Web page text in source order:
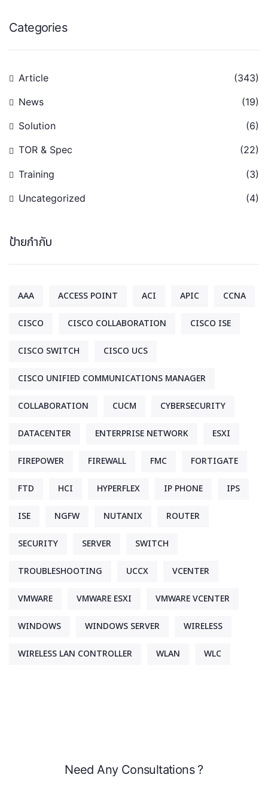
Categories
Article (343)
News (19)
Solution (6)
TOR & Spec (22)
Training (3)
Uncategorized (4)
ป้ายกำกับ
AAA ACCESS POINT ACI APIC CCNA
CISCO CISCO COLLABORATION CISCO ISE
CISCO SWITCH CISCO UCS
CISCO UNIFIED COMMUNICATIONS MANAGER
COLLABORATION CUCM CYBERSECURITY
DATACENTER ENTERPRISE NETWORK ESXI
FIREPOWER FIREWALL FMC FORTIGATE
FTD HCI HYPERFLEX IP PHONE IPS
ISE NGFW NUTANIX ROUTER
SECURITY SERVER SWITCH
TROUBLESHOOTING UCCX VCENTER
VMWARE VMWARE ESXI VMWARE VCENTER
WINDOWS WINDOWS SERVER WIRELESS
WIRELESS LAN CONTROLLER WLAN WLC
Need Any Consultations ?